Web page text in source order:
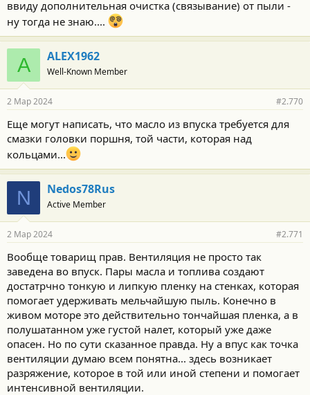
ввиду дополнительная очистка (связывание) от пыли -
ну тогда не знаю....
A ALEX1962
Well-Known Member
2 Мар 2024 #2.770
Еще могут написать, что масло из впуска требуется для
смазки головки поршня, той части, которая над
кольцами...
N Nedos78Rus
Active Member
2 Мар 2024 #2.771
Вообще товарищ прав. Вентиляция не просто так
заведена во впуск. Пары масла и топлива создают
достатрчно тонкую и липкую пленку на стенках, которая
помогает удерживать мельчайшую пыль. Конечно в
живом моторе это действительно тончайшая пленка, а в
полушатанном уже густой налет, который уже даже
опасен. Но по сути сказанное правда. Ну а впус как точка
вентиляции думаю всем понятна... здесь возникает
разряжение, которое в той или иной степени и помогает
интенсивной вентиляции.